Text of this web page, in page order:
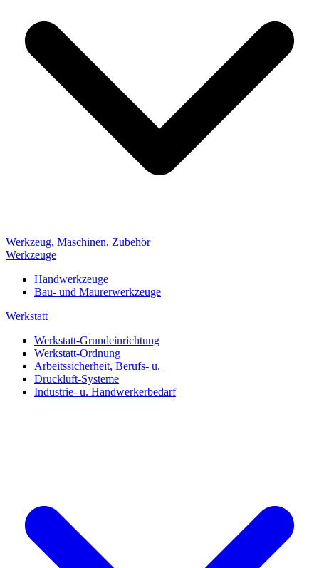
Werkzeug, Maschinen, Zubehör
Werkzeuge
Handwerkzeuge
Bau- und Maurerwerkzeuge
Werkstatt
Werkstatt-Grundeinrichtung
Werkstatt-Ordnung
Arbeitssicherheit, Berufs- u.
Druckluft-Systeme
Industrie- u. Handwerkerbedarf